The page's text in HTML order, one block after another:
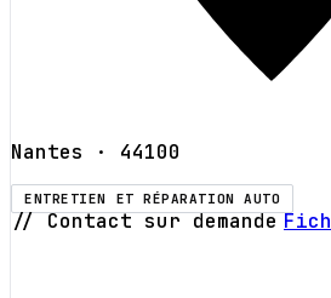
Nantes · 44100
ENTRETIEN ET RÉPARATION AUTO
// Contact sur demande